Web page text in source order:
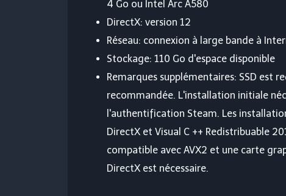
4 Go ou Intel Arc A580
DirectX: version 12
Réseau: connexion à large bande à
Stockage: 110 Go d'espace disponible
Remarques supplémentaires: SSD est
recommandée. L'installation initiale
l'authentification Steam. Les
DirectX et Visual C ++ Redistribuable
compatible avec AVX2 et une carte
DirectX est nécessaire.